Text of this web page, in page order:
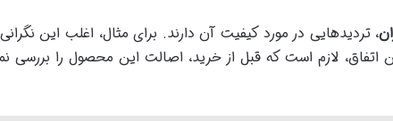
، تردیدهایی در مورد کیفیت آن دارند. برای مثال، اغلب این
اتفاق، لازم است که قبل از خرید، اصالت این محصول را بررسی